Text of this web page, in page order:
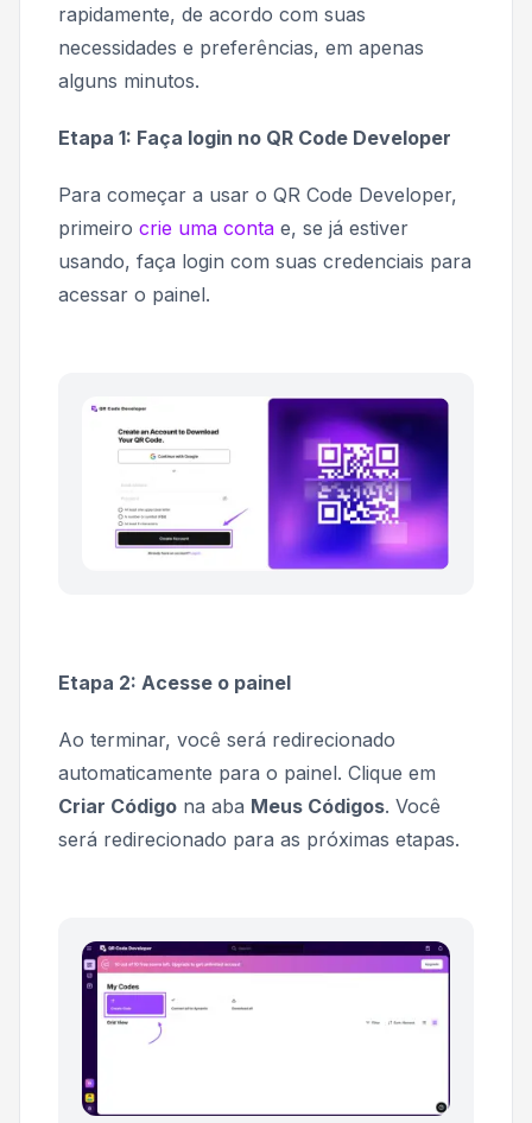
rapidamente, de acordo com suas
necessidades e preferências, em apenas
alguns minutos.
Etapa 1: Faça login no QR Code Developer
Para começar a usar o QR Code Developer,
primeiro crie uma conta e, se já estiver
usando, faça login com suas credenciais para
acessar o painel.
Etapa 2: Acesse o painel
Ao terminar, você será redirecionado
automaticamente para o painel. Clique em
Criar Código na aba Meus Códigos. Você
será redirecionado para as próximas etapas.